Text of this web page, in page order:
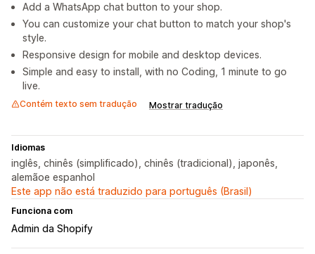
Add a WhatsApp chat button to your shop.
You can customize your chat button to match your shop's
style.
Responsive design for mobile and desktop devices.
Simple and easy to install, with no Coding, 1 minute to go
live.
Contém texto sem tradução Mostrar tradução
Idiomas
inglês, chinês (simplificado), chinês (tradicional), japonês,
alemãoe espanhol
Este app não está traduzido para português (Brasil)
Funciona com
Admin da Shopify